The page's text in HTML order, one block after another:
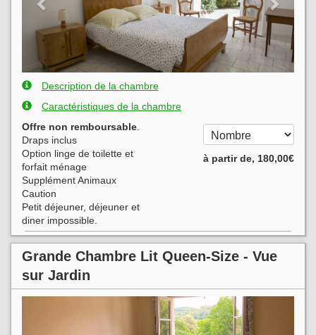
Description de la chambre
Caractéristiques de la chambre
Offre non remboursable.
Draps inclus
Option linge de toilette et
forfait ménage
Supplément Animaux
Caution
Petit déjeuner, déjeuner et
diner impossible.
à partir de‚ 180,00€
Grande Chambre Lit Queen-Size - Vue
sur Jardin